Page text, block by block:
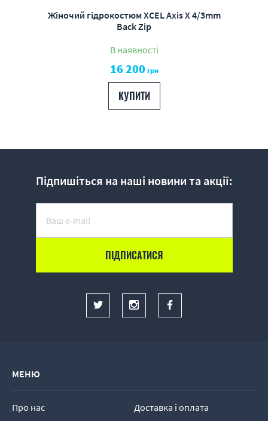
Жіночий гідрокостюм XCEL Axis X 4/3mm
Back Zip
В наявності
16 200грн
КУПИТИ
Підпишіться на наші новини та акції:
МЕНЮ
Про нас
Доставка і оплата